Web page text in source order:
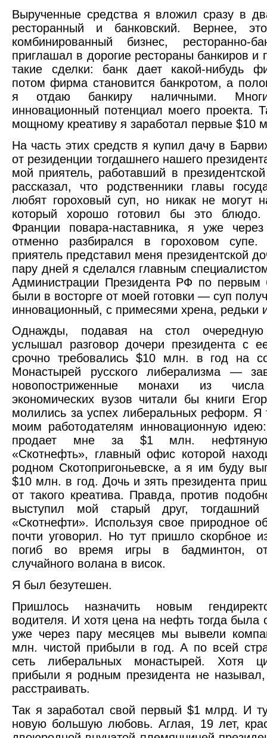
Вырученные средства я вложил сразу в
ресторанный и банковский. Вернее,
комбинированный бизнес, ресторанно-
приглашал в дорогие рестораны банкиров и
такие сделки: банк дает какой-нибудь
потом фирма становится банкротом, а
я отдаю банкиру наличными.
инновационный потенциал моего проекта.
мощному креативу я заработал первые $10
На часть этих средств я купил дачу в
от резиденции тогдашнего нашего
мой приятель, работавший в
рассказал, что родственники главы
любят гороховый суп, но никак не могут
который хорошо готовил бы это
Франции повара-наставника, я уже
отменно разбирался в гороховом
приятель представил меня президентской
пару дней я сделался главным
Администрации Президента РФ по
были в восторге от моей готовки — суп
инновационный, с примесями хрена, редьки
Однажды, подавая на стол
услышал разговор дочери президента с
срочно требовались $10 млн. в год на
Монастырей русского либерализма —
новопостриженные монахи из числа
экономических вузов читали бы книги
молились за успех либеральных реформ. Я
моим работодателям инновационную идею:
продает мне за $1 млн.
«Скотнефть», главный офис которой
родном Скотопригоньевске, а я им буду
$10 млн. в год. Дочь и зять президента
от такого креатива. Правда, против
выступил мой старый друг, тогдашний
«Скотнефти». Используя свое природное
почти уговорил. Но тут пришло скорбное
погиб во время игры в бадминтон,
случайного волана в висок.
Я был безутешен.
Пришлось назначить новым
водителя. И хотя цена на нефть тогда была
уже через пару месяцев мы вывели
млн. чистой прибыли в год. А по всей
сеть либеральных монастырей. Хотя
прибыли я родным президента не
расстраивать.
Так я заработал свой первый $1 млрд. И
новую большую любовь. Аглая, 19 лет,